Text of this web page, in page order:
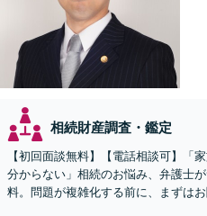
相続財産調査・鑑定
【初回面談無料】【電話相談可】「
分からない」相続のお悩み、弁護士
料。問題が複雑化する前に、まずは